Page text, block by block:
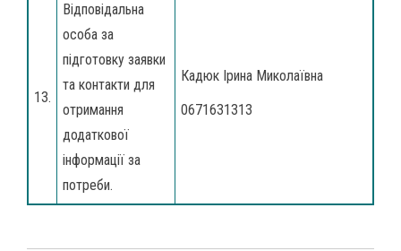
13.
Відповідальна
особа за
підготовку заявки
та контакти для
отримання
додаткової
інформації за
потреби.
Кадюк Ірина Миколаївна
0671631313